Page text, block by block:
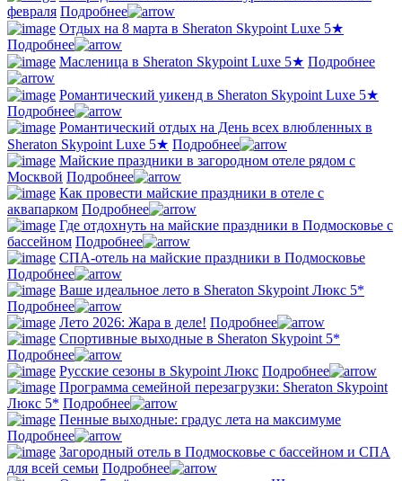
февраля Подробнее
Отдых на 8 марта в Sheraton Skypoint Luxe 5★
Подробнее
Масленица в Sheraton Skypoint Luxe 5★ Подробнее
Романтический уикенд в Sheraton Skypoint Luxe 5★
Подробнее
Романтический отдых на День всех влюбленных в
Sheraton Skypoint Luxe 5★ Подробнее
Майские праздники в загородном отеле рядом с
Москвой Подробнее
Как провести майские праздники в отеле с
аквапарком Подробнее
Где отдохнуть на майские праздники в Подмосковье с
бассейном Подробнее
СПА-отель на майские праздники в Подмосковье
Подробнее
Ваше идеальное лето в Sheraton Skypoint Люкс 5*
Подробнее
Лето 2026: Жара в деле! Подробнее
Спортивные выходные в Sheraton Skypoint 5*
Подробнее
Русские сезоны в Skypoint Люкс Подробнее
Программа семейной перезагрузки: Sheraton Skypoint
Люкс 5* Подробнее
Пенные выходные: градус лета на максимуме
Подробнее
Загородный отель в Подмосковье с бассейном и СПА
для всей семьи Подробнее